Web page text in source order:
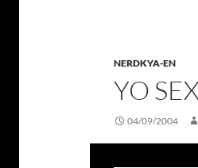
NERDKYA-EN
YO
04/09/2004